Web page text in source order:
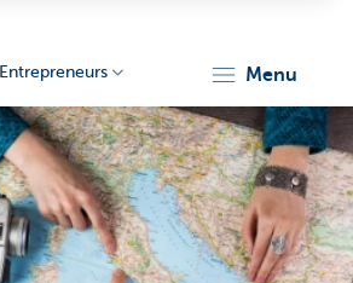
Entrepreneurs menu